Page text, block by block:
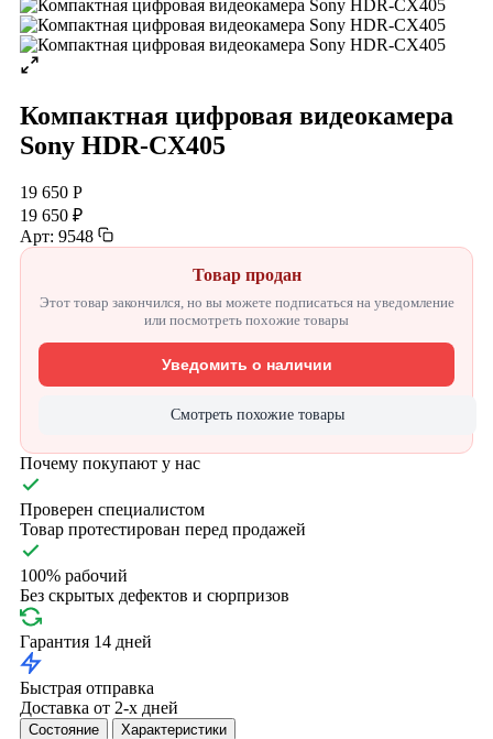
Компактная цифровая видеокамера
Sony HDR-CX405
19 650 Р
19 650 ₽
Арт: 9548
Товар продан
Этот товар закончился, но вы можете подписаться на уведомление
или посмотреть похожие товары
Уведомить о наличии
Смотреть похожие товары
Почему покупают у нас
Проверен специалистом
Товар протестирован перед продажей
100% рабочий
Без скрытых дефектов и сюрпризов
Гарантия 14 дней
Быстрая отправка
Доставка от 2-х дней
Состояние Характеристики